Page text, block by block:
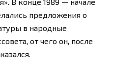
предложения о
в народные
от чего он, после